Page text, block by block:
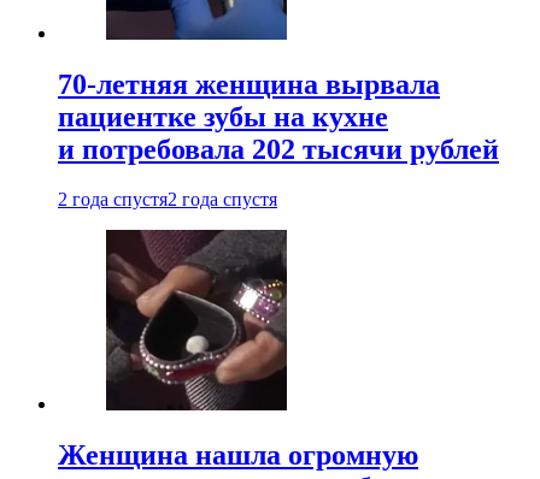
70-летняя женщина вырвала
пациентке зубы на кухне
и потребовала 202 тысячи рублей
2 года спустя2 года спустя
Женщина нашла огромную